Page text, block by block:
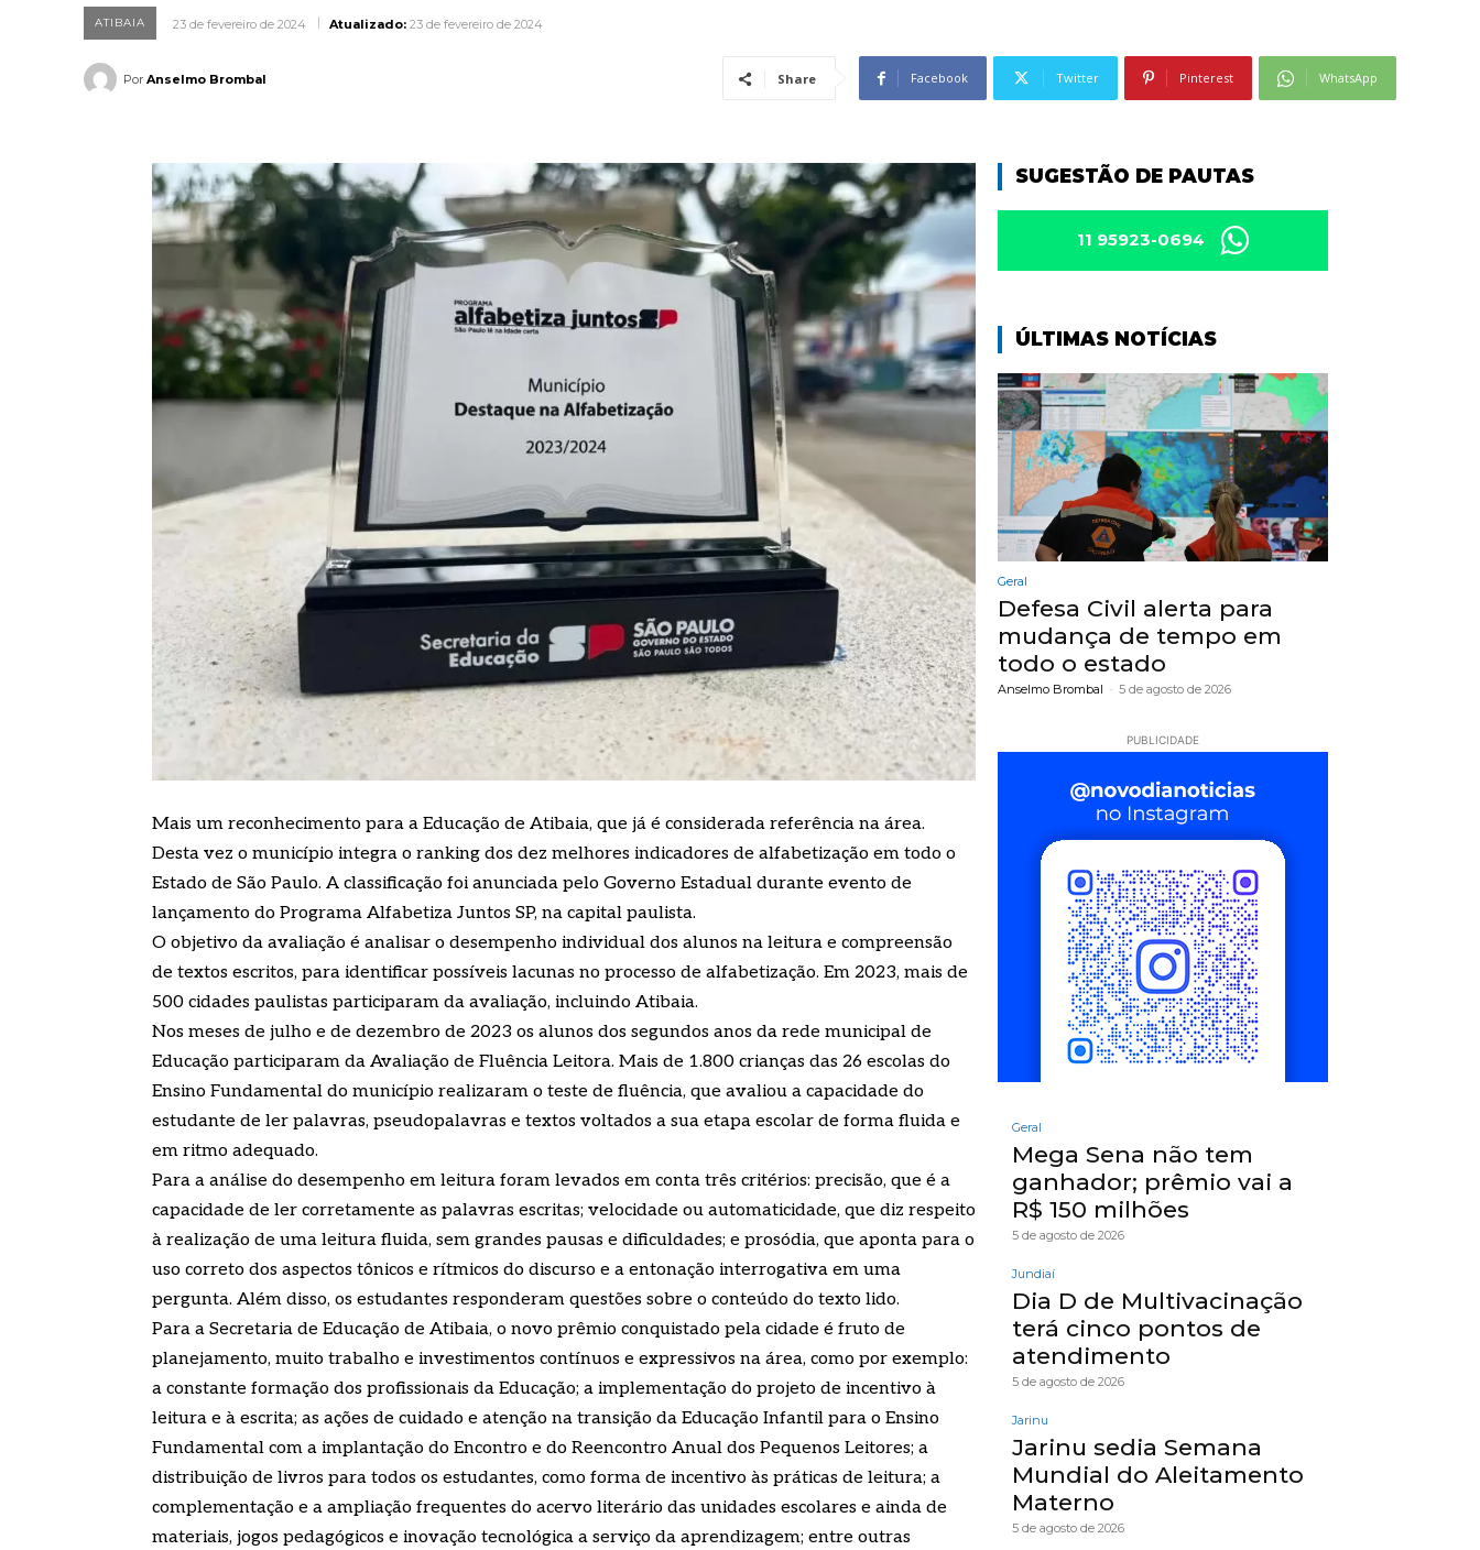
ATIBAIA 23 de fevereiro de 2024 Atualizado: 23 de fevereiro de 2024
Por Anselmo Brombal Share Facebook Twitter Pinterest WhatsApp
Mais um reconhecimento para a Educação de Atibaia, que já é considerada referência na área.
Desta vez o município integra o ranking dos dez melhores indicadores de alfabetização em todo o
Estado de São Paulo. A classificação foi anunciada pelo Governo Estadual durante evento de
lançamento do Programa Alfabetiza Juntos SP, na capital paulista.
O objetivo da avaliação é analisar o desempenho individual dos alunos na leitura e compreensão
de textos escritos, para identificar possíveis lacunas no processo de alfabetização. Em 2023, mais de
500 cidades paulistas participaram da avaliação, incluindo Atibaia.
Nos meses de julho e de dezembro de 2023 os alunos dos segundos anos da rede municipal de
Educação participaram da Avaliação de Fluência Leitora. Mais de 1.800 crianças das 26 escolas do
Ensino Fundamental do município realizaram o teste de fluência, que avaliou a capacidade do
estudante de ler palavras, pseudopalavras e textos voltados a sua etapa escolar de forma fluida e
em ritmo adequado.
Para a análise do desempenho em leitura foram levados em conta três critérios: precisão, que é a
capacidade de ler corretamente as palavras escritas; velocidade ou automaticidade, que diz respeito
à realização de uma leitura fluida, sem grandes pausas e dificuldades; e prosódia, que aponta para o
uso correto dos aspectos tônicos e rítmicos do discurso e a entonação interrogativa em uma
pergunta. Além disso, os estudantes responderam questões sobre o conteúdo do texto lido.
Para a Secretaria de Educação de Atibaia, o novo prêmio conquistado pela cidade é fruto de
planejamento, muito trabalho e investimentos contínuos e expressivos na área, como por exemplo:
a constante formação dos profissionais da Educação; a implementação do projeto de incentivo à
leitura e à escrita; as ações de cuidado e atenção na transição da Educação Infantil para o Ensino
Fundamental com a implantação do Encontro e do Reencontro Anual dos Pequenos Leitores; a
distribuição de livros para todos os estudantes, como forma de incentivo às práticas de leitura; a
complementação e a ampliação frequentes do acervo literário das unidades escolares e ainda de
materiais, jogos pedagógicos e inovação tecnológica a serviço da aprendizagem; entre outras
SUGESTÃO DE PAUTAS
11 95923-0694
ÚLTIMAS NOTÍCIAS
Geral
Defesa Civil alerta para
mudança de tempo em
todo o estado
Anselmo Brombal - 5 de agosto de 2026
PUBLICIDADE
Geral
Mega Sena não tem
ganhador; prêmio vai a
R$ 150 milhões
5 de agosto de 2026
Jundiaí
Dia D de Multivacinação
terá cinco pontos de
atendimento
5 de agosto de 2026
Jarinu
Jarinu sedia Semana
Mundial do Aleitamento
Materno
5 de agosto de 2026